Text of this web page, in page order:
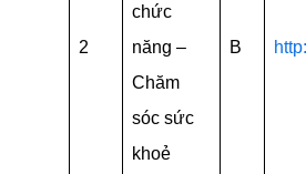
2
chức
năng –
Chăm
sóc sức
khoẻ
B